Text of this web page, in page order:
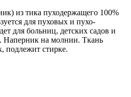
из тика пуходержащего 100%
для пуховых и пухо-
для больниц, детских садов и
Наперник на молнии. Ткань
подлежит стирке.